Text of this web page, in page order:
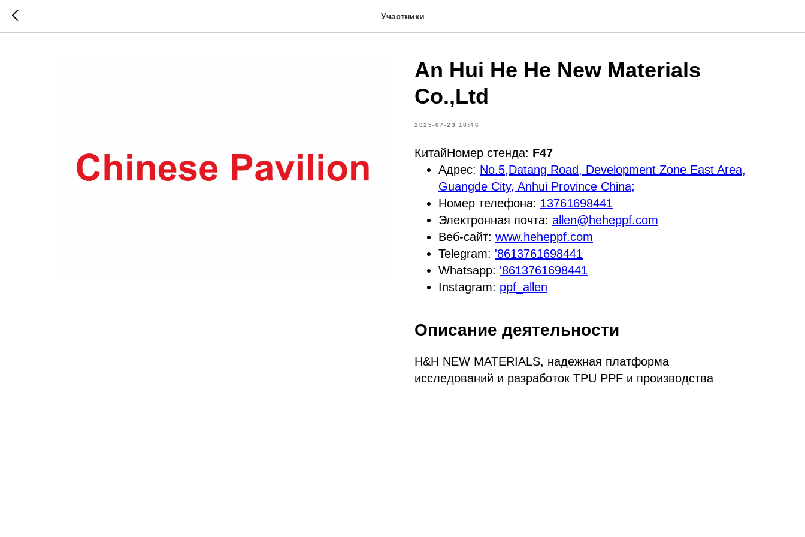
Участники
An Hui He He New Materials
Co.,Ltd
2025-07-23 18:46
КитайНомер стенда: F47
Адрес: No.5,Datang Road, Development Zone East Area,
Guangde City, Anhui Province China;
Номер телефона: 13761698441
Электронная почта: allen@heheppf.com
Веб-сайт: www.heheppf.com
Telegram: '8613761698441
Whatsapp: '8613761698441
Instagram: ppf_allen
Описание деятельности
H&H NEW MATERIALS, надежная платформа
исследований и разработок TPU PPF и производства